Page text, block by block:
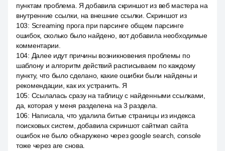
пунктам проблема. Я добавила скриншот из веб мастера на
внутренние ссылки, на внешние ссылки. Скриншот из
103: Screaming прога при парсинге общем парсинге
ошибок, сколько было найдено, вот добавила необходимые
комментарии.
104: Далее идут причины возникновения проблемы по
шаблону и алгоритм действий расписываем по каждому
пункту, что было сделано, какие ошибки были найдены и
рекомендации, как их устранить. Я
105: Ссылалась сразу на таблицу с найденными ссылками,
да, которая у меня разделена на 3 раздела.
106: Написала, что удалила битые страницы из индекса
поисковых систем, добавила скриншот сайтмап сайта
ошибок не было обнаружено через google search, console
тоже через are снова.